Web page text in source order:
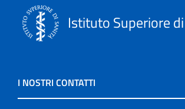
Istituto Superiore
I NOSTRI CONTATTI